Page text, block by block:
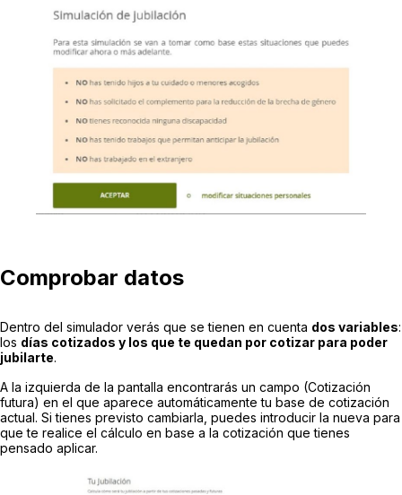
Comprobar datos
Dentro del simulador verás que se tienen en cuenta dos variables:
los días cotizados y los que te quedan por cotizar para poder
jubilarte.
A la izquierda de la pantalla encontrarás un campo (Cotización
futura) en el que aparece automáticamente tu base de cotización
actual. Si tienes previsto cambiarla, puedes introducir la nueva para
que te realice el cálculo en base a la cotización que tienes
pensado aplicar.